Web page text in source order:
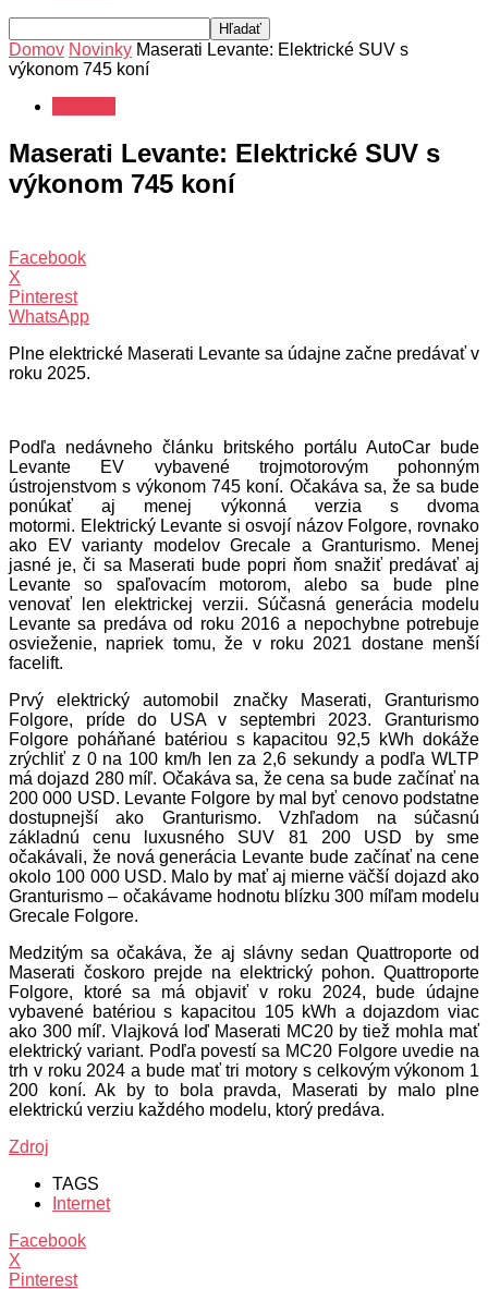
Domov Novinky Maserati Levante: Elektrické SUV s
výkonom 745 koní
Maserati Levante: Elektrické SUV s
výkonom 745 koní
Facebook
X
Pinterest
WhatsApp
Plne elektrické Maserati Levante sa údajne začne predávať v
roku 2025.
Podľa nedávneho článku britského portálu AutoCar bude
Levante EV vybavené trojmotorovým pohonným
ústrojenstvom s výkonom 745 koní. Očakáva sa, že sa bude
ponúkať aj menej výkonná verzia s dvoma
motormi. Elektrický Levante si osvojí názov Folgore, rovnako
ako EV varianty modelov Grecale a Granturismo. Menej
jasné je, či sa Maserati bude popri ňom snažiť predávať aj
Levante so spaľovacím motorom, alebo sa bude plne
venovať len elektrickej verzii. Súčasná generácia modelu
Levante sa predáva od roku 2016 a nepochybne potrebuje
osvieženie, napriek tomu, že v roku 2021 dostane menší
facelift.
Prvý elektrický automobil značky Maserati, Granturismo
Folgore, príde do USA v septembri 2023. Granturismo
Folgore poháňané batériou s kapacitou 92,5 kWh dokáže
zrýchliť z 0 na 100 km/h len za 2,6 sekundy a podľa WLTP
má dojazd 280 míľ. Očakáva sa, že cena sa bude začínať na
200 000 USD. Levante Folgore by mal byť cenovo podstatne
dostupnejší ako Granturismo. Vzhľadom na súčasnú
základnú cenu luxusného SUV 81 200 USD by sme
očakávali, že nová generácia Levante bude začínať na cene
okolo 100 000 USD. Malo by mať aj mierne väčší dojazd ako
Granturismo – očakávame hodnotu blízku 300 míľam modelu
Grecale Folgore.
Medzitým sa očakáva, že aj slávny sedan Quattroporte od
Maserati čoskoro prejde na elektrický pohon. Quattroporte
Folgore, ktoré sa má objaviť v roku 2024, bude údajne
vybavené batériou s kapacitou 105 kWh a dojazdom viac
ako 300 míľ. Vlajková loď Maserati MC20 by tiež mohla mať
elektrický variant. Podľa povestí sa MC20 Folgore uvedie na
trh v roku 2024 a bude mať tri motory s celkovým výkonom 1
200 koní. Ak by to bola pravda, Maserati by malo plne
elektrickú verziu každého modelu, ktorý predáva.
Zdroj
TAGS
Internet
Facebook
X
Pinterest